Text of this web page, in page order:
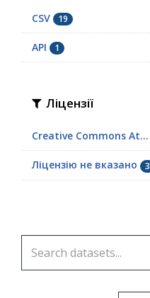
CSV 19
API 1
Ліцензії
Creative Commons At...
Ліцензію не вказано 3